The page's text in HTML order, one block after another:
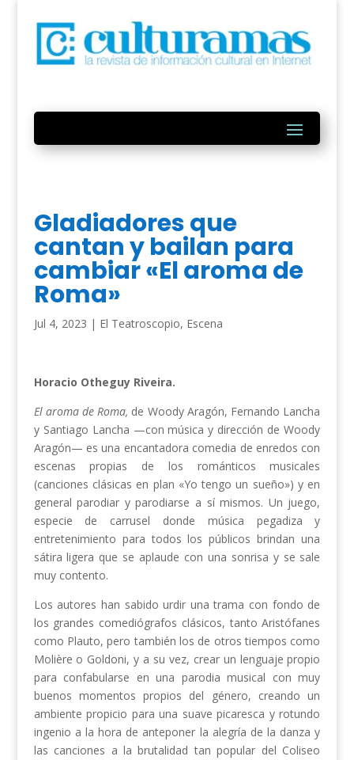
Gladiadores que
cantan y bailan para
cambiar «El aroma de
Roma»
Jul 4, 2023 | El Teatroscopio, Escena
Horacio Otheguy Riveira.
El aroma de Roma, de Woody Aragón, Fernando Lancha
y Santiago Lancha —con música y dirección de Woody
Aragón— es una encantadora comedia de enredos con
escenas propias de los románticos musicales
(canciones clásicas en plan «Yo tengo un sueño») y en
general parodiar y parodiarse a sí mismos. Un juego,
especie de carrusel donde música pegadiza y
entretenimiento para todos los públicos brindan una
sátira ligera que se aplaude con una sonrisa y se sale
muy contento.
Los autores han sabido urdir una trama con fondo de
los grandes comediógrafos clásicos, tanto Aristófanes
como Plauto, pero también los de otros tiempos como
Molière o Goldoni, y a su vez, crear un lenguaje propio
para confabularse en una parodia musical con muy
buenos momentos propios del género, creando un
ambiente propicio para una suave picaresca y rotundo
ingenio a la hora de anteponer la alegría de la danza y
las canciones a la brutalidad tan popular del Coliseo